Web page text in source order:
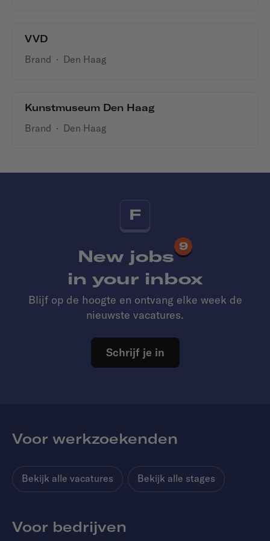
VVD
Brand · Den Haag
Kunstmuseum Den Haag
Brand · Den Haag
F
New jobs
9
in your inbox
Blijf op de hoogte en ontvang elke week de
nieuwste vacatures.
Schrijf je in
Voor werkzoekenden
Bekijk alle vacatures Bekijk alle stages
Voor bedrijven